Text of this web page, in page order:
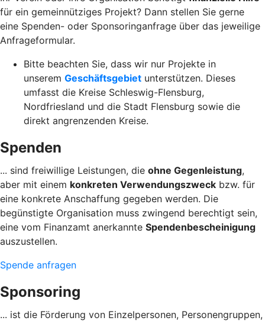
für ein gemeinnütziges Projekt? Dann stellen Sie gerne
eine Spenden- oder Sponsoringanfrage über das jeweilige
Anfrageformular.
Bitte beachten Sie, dass wir nur Projekte in
unserem Geschäftsgebiet unterstützen. Dieses
umfasst die Kreise Schleswig-Flensburg,
Nordfriesland und die Stadt Flensburg sowie die
direkt angrenzenden Kreise.
Spenden
... sind freiwillige Leistungen, die ohne Gegenleistung,
aber mit einem konkreten Verwendungszweck bzw. für
eine konkrete Anschaffung gegeben werden. Die
begünstigte Organisation muss zwingend berechtigt sein,
eine vom Finanzamt anerkannte Spendenbescheinigung
auszustellen.
Spende anfragen
Sponsoring
... ist die Förderung von Einzelpersonen, Personengruppen,